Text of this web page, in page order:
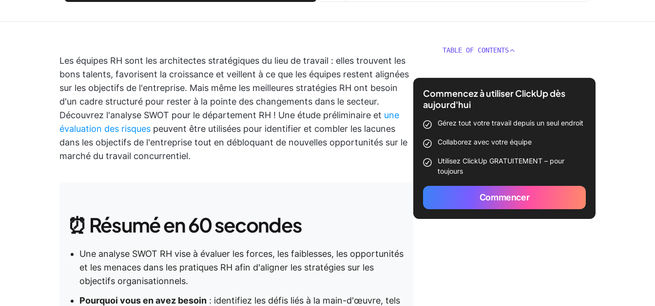
Les équipes RH sont les architectes stratégiques du lieu de travail : elles trouvent les
bons talents, favorisent la croissance et veillent à ce que les équipes restent alignées
sur les objectifs de l'entreprise. Mais même les meilleures stratégies RH ont besoin
d'un cadre structuré pour rester à la pointe des changements dans le secteur.
Découvrez l'analyse SWOT pour le département RH ! Une étude préliminaire et une
évaluation des risques peuvent être utilisées pour identifier et combler les lacunes
dans les objectifs de l'entreprise tout en débloquant de nouvelles opportunités sur le
marché du travail concurrentiel.
⏰ Résumé en 60 secondes
Une analyse SWOT RH vise à évaluer les forces, les faiblesses, les opportunités
et les menaces dans les pratiques RH afin d'aligner les stratégies sur les
objectifs organisationnels.
Pourquoi vous en avez besoin : identifiez les défis liés à la main-d'œuvre, tels
TABLE OF CONTENTS
Commencez à utiliser ClickUp dès
aujourd'hui
Gérez tout votre travail depuis un seul endroit
Collaborez avec votre équipe
Utilisez ClickUp GRATUITEMENT – pour
toujours
Commencer